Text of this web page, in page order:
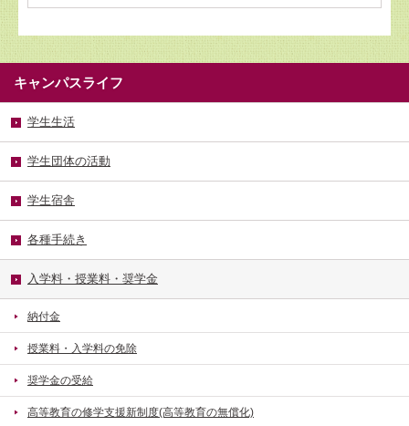
キャンパスライフ
学生生活
学生団体の活動
学生宿舎
各種手続き
入学料・授業料・奨学金
納付金
授業料・入学料の免除
奨学金の受給
高等教育の修学支援新制度(高等教育の無償化)